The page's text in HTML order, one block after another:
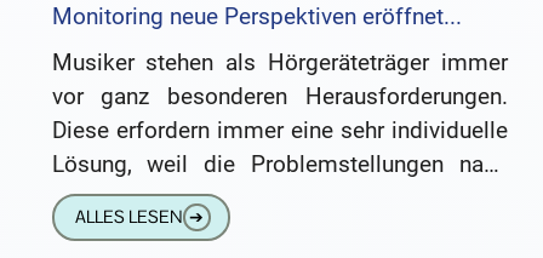
Monitoring neue Perspektiven eröffnet...
Musiker stehen als Hörgeräteträger immer
vor ganz besonderen Herausforderungen.
Diese erfordern immer eine sehr individuelle
Lösung, weil die Problemstellungen nach
meiner Erfahrung stets sehr unterschiedlich
sind. Sehr geehrte Redaktion von
ALLES LESEN ➔